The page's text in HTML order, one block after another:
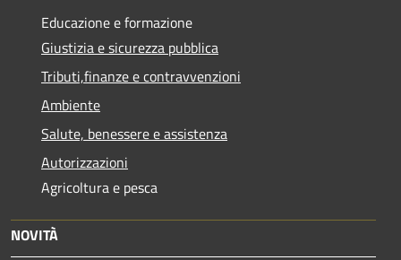
Educazione e formazione
Giustizia e sicurezza pubblica
Tributi,finanze e contravvenzioni
Ambiente
Salute, benessere e assistenza
Autorizzazioni
Agricoltura e pesca
NOVITÀ